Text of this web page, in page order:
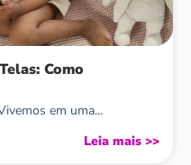
Como
em uma...
Leia mais >>